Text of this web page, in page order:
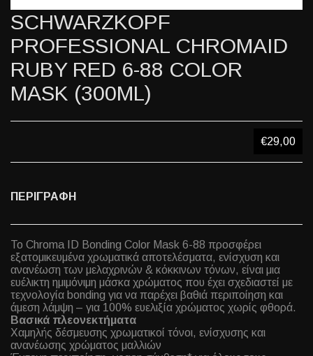
SCHWARZKOPF
PROFESSIONAL CHROMAID
RUBY RED 6-88 COLOR
MASK (300ML)
€29,00
ΠΕΡΙΓΡΑΦΗ
Το Chroma ID Bonding Color Mask 6-88 προσφέρει
εξατομικευμένα χρωματικά αποτελέσματα, ενίσχυση και
ανανέωση των μελαχρινών & κόκκινων τόνων, είναι μια
ευέλικτη ημιμόνιμη μάσκα χρώματος που έχει σχεδιαστεί με
τεχνολογία bonding για να παρέχει βαθιά περιποίηση και
άμεση λάμψη – για 100% ευελιξία χρώματος χωρίς φθορά.
Βασικά πλεονεκτήματα
Χαμηλής δέσμευσης χρωματικοί τόνοι, ενίσχυσης και
ανανέωσης χρώματος μαλλιών